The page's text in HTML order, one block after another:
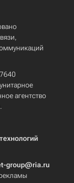
агентство
group@ria.ru